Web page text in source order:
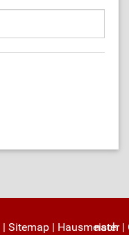
| Sitemap | Hausmeister|
nach